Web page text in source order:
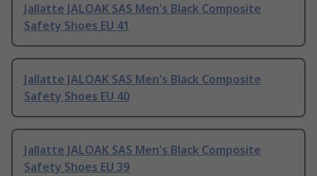
Jallatte JALOAK SAS Men's Black Composite
Safety Shoes EU 41
Jallatte JALOAK SAS Men's Black Composite
Safety Shoes EU 40
Jallatte JALOAK SAS Men's Black Composite
Safety Shoes EU 39